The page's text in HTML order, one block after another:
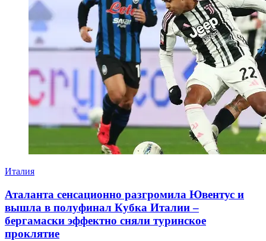
Италия
Аталанта сенсационно разгромила Ювентус и
вышла в полуфинал Кубка Италии –
бергамаски эффектно сняли туринское
проклятие